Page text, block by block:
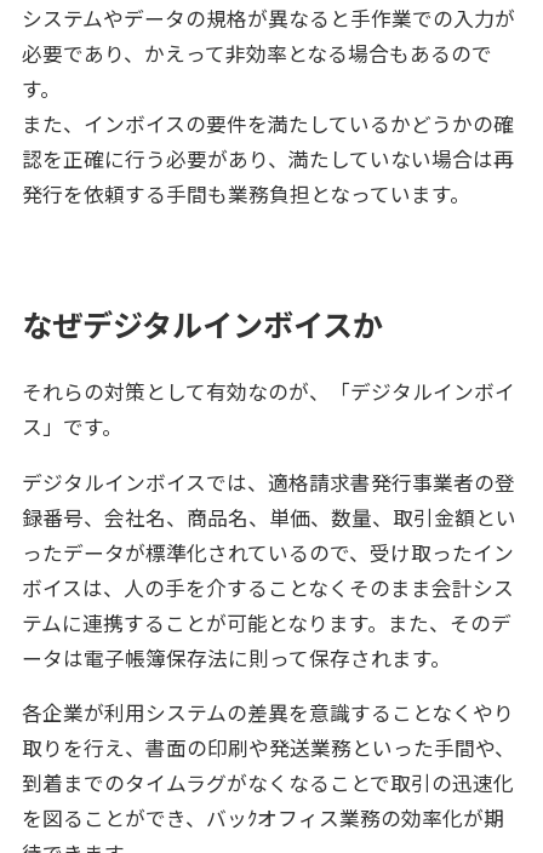
システムやデータの規格が異なると手作業での入力が
必要であり、かえって非効率となる場合もあるので
す。
また、インボイスの要件を満たしているかどうかの確
認を正確に行う必要があり、満たしていない場合は再
発行を依頼する手間も業務負担となっています。
なぜデジタルインボイスか
それらの対策として有効なのが、「デジタルインボイ
ス」です。
デジタルインボイスでは、適格請求書発行事業者の登
録番号、会社名、商品名、単価、数量、取引金額とい
ったデータが標準化されているので、受け取ったイン
ボイスは、人の手を介することなくそのまま会計シス
テムに連携することが可能となります。また、そのデ
ータは電子帳簿保存法に則って保存されます。
各企業が利用システムの差異を意識することなくやり
取りを行え、書面の印刷や発送業務といった手間や、
到着までのタイムラグがなくなることで取引の迅速化
を図ることができ、バッｸオフィス業務の効率化が期